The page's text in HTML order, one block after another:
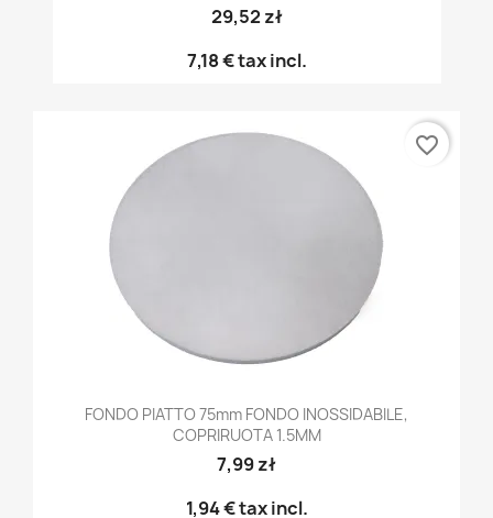
29,52 zł
7,18 €tax incl.
FONDO PIATTO 75mm FONDO INOSSIDABILE,
COPRIRUOTA 1.5MM
7,99 zł
1,94 €tax incl.
favorite_border